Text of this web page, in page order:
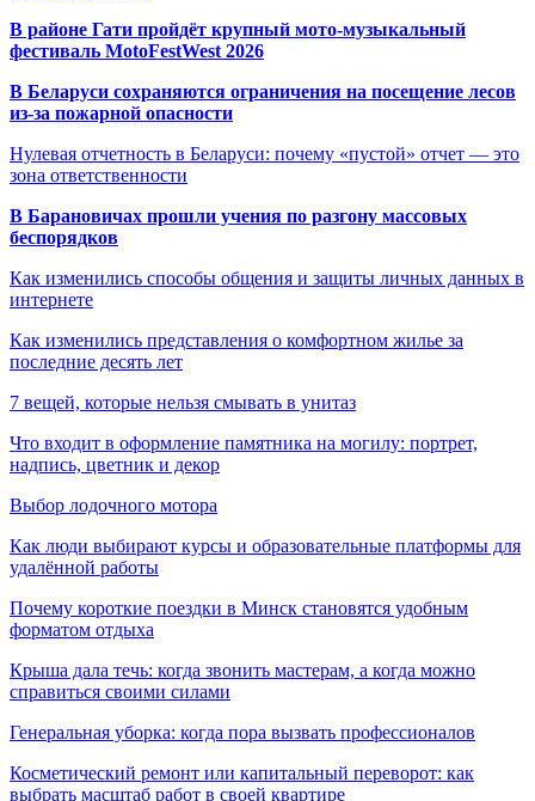
В районе Гати пройдёт крупный мото-музыкальный
фестиваль MotoFestWest 2026
В Беларуси сохраняются ограничения на посещение лесов
из-за пожарной опасности
Нулевая отчетность в Беларуси: почему «пустой» отчет — это
зона ответственности
В Барановичах прошли учения по разгону массовых
беспорядков
Как изменились способы общения и защиты личных данных в
интернете
Как изменились представления о комфортном жилье за
последние десять лет
7 вещей, которые нельзя смывать в унитаз
Что входит в оформление памятника на могилу: портрет,
надпись, цветник и декор
Выбор лодочного мотора
Как люди выбирают курсы и образовательные платформы для
удалённой работы
Почему короткие поездки в Минск становятся удобным
форматом отдыха
Крыша дала течь: когда звонить мастерам, а когда можно
справиться своими силами
Генеральная уборка: когда пора вызвать профессионалов
Косметический ремонт или капитальный переворот: как
выбрать масштаб работ в своей квартире